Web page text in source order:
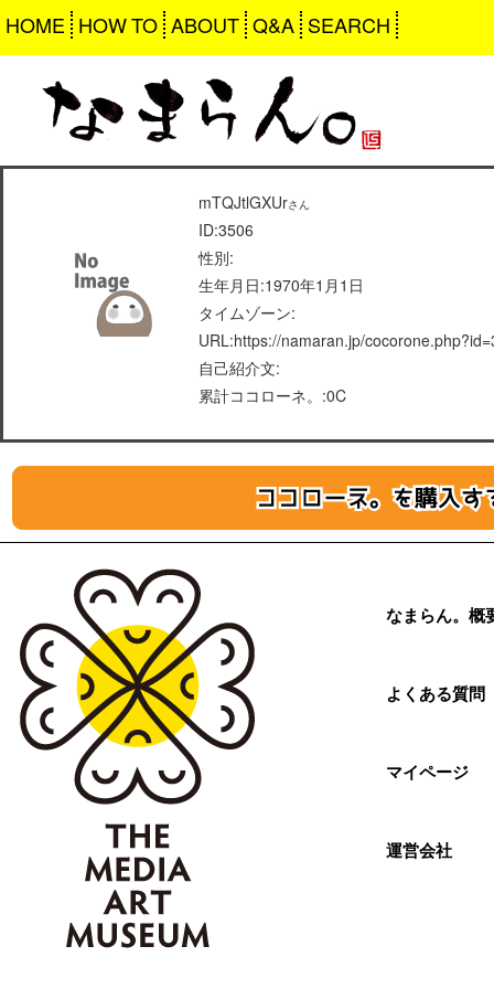
HOME HOW TO ABOUT Q&A SEARCH
mTQJtlGXUrさん
ID:3506
性別:
生年月日:1970年1月1日
タイムゾーン:
URL:https://namaran.jp/
自己紹介文:
累計ココローネ。:0C
なまらん。概
よくある質問
マイページ
運営会社